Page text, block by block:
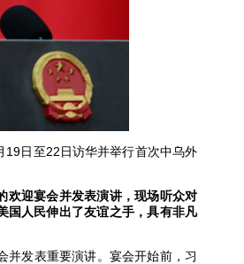
19日至22日访华并举行首次中乌外
欢迎宴会并发表演讲，现场听众对
国人民伸出了友谊之手，具有非凡
并发表重要演讲。宴会开始前，习